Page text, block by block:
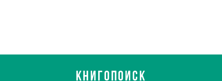
КНИГОПОИСК